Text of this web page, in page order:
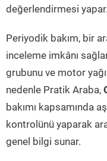
değerlendirmesi yapar.
Periyodik bakım, bir
inceleme imkânı
grubunu ve motor
nedenle Pratik Araba,
bakımı kapsamında
kontrolünü yaparak
genel bilgi sunar.